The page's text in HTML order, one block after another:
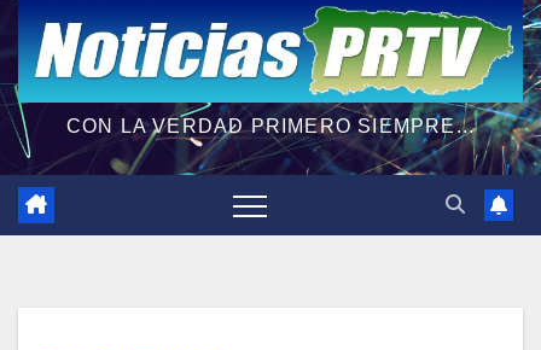
CON LA VERDAD PRIMERO SIEMPRE...